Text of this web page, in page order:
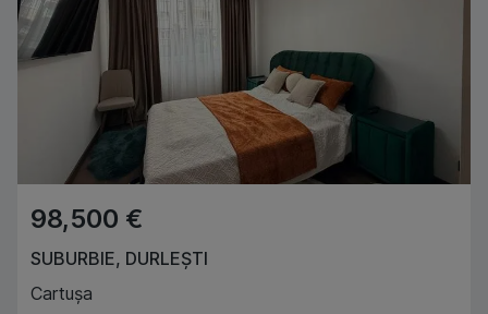
98,500 €
SUBURBIE, DURLEȘTI
Cartușa